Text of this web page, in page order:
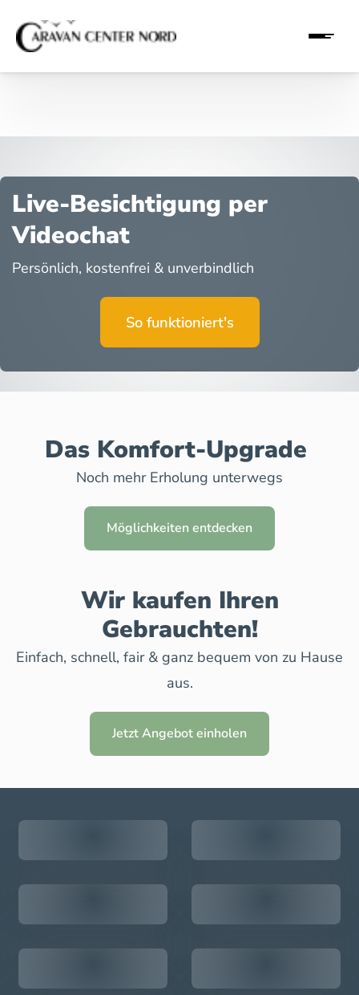
Live-Besichtigung per
Videochat
Persönlich, kostenfrei & unverbindlich
So funktioniert's
Das Komfort-Upgrade
Noch mehr Erholung unterwegs
Möglichkeiten entdecken
Wir kaufen Ihren
Gebrauchten!
Einfach, schnell, fair & ganz bequem von zu Hause
aus.
Jetzt Angebot einholen